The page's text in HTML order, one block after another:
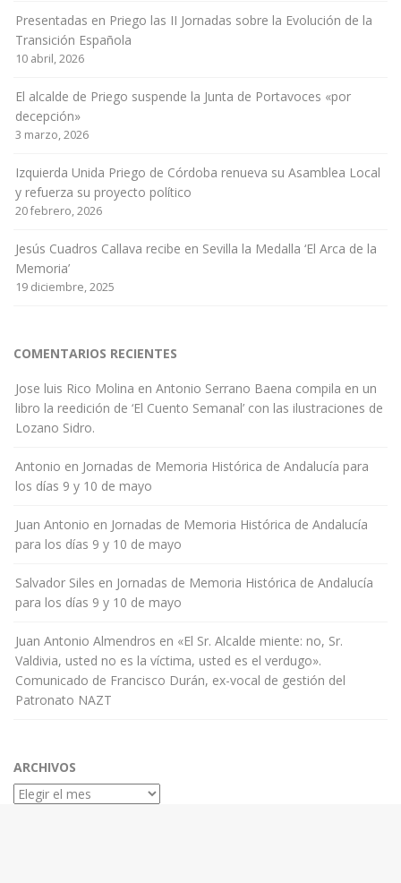
Presentadas en Priego las II Jornadas sobre la Evolución de la
Transición Española
10 abril, 2026
El alcalde de Priego suspende la Junta de Portavoces «por
decepción»
3 marzo, 2026
Izquierda Unida Priego de Córdoba renueva su Asamblea Local
y refuerza su proyecto político
20 febrero, 2026
Jesús Cuadros Callava recibe en Sevilla la Medalla ‘El Arca de la
Memoria’
19 diciembre, 2025
COMENTARIOS RECIENTES
Jose luis Rico Molina en Antonio Serrano Baena compila en un
libro la reedición de ‘El Cuento Semanal’ con las ilustraciones de
Lozano Sidro.
Antonio en Jornadas de Memoria Histórica de Andalucía para
los días 9 y 10 de mayo
Juan Antonio en Jornadas de Memoria Histórica de Andalucía
para los días 9 y 10 de mayo
Salvador Siles en Jornadas de Memoria Histórica de Andalucía
para los días 9 y 10 de mayo
Juan Antonio Almendros en «El Sr. Alcalde miente: no, Sr.
Valdivia, usted no es la víctima, usted es el verdugo».
Comunicado de Francisco Durán, ex-vocal de gestión del
Patronato NAZT
ARCHIVOS
Archivos